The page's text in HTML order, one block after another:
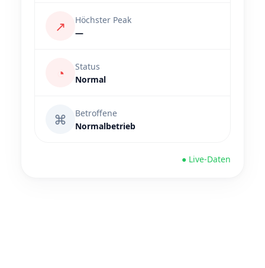
↗
Höchster Peak
—
◔
Status
Normal
⌘
Betroffene
Normalbetrieb
● Live-Daten